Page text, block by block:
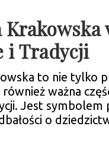
Krakowska
i Tradycji
to nie tylko
ważna
Jest symbolem
o